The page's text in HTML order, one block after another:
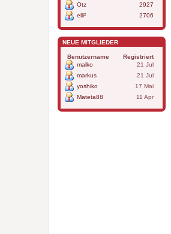
Otz
2927
elli²
2706
NEUE MITGLIEDER
Benutzername
Registriert
malko
21 Jul
markus
21 Jul
yoshiko
17 Mai
Mateta88
11 Apr